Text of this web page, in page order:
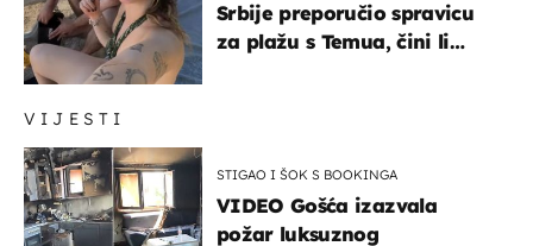
VIJESTI
STIGAO I ŠOK S BOOKINGA
VIDEO Gošća izazvala
požar luksuznog
Srbije preporučio spravicu
za plažu s Temua, čini li